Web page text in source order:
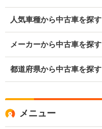
人気車種から中古車を探す
メーカーから中古車を探す
都道府県から中古車を探す
メニュー